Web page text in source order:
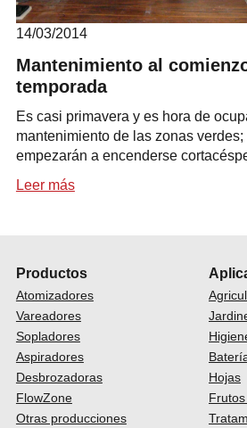
14/03/2014
Mantenimiento al
temporada
Es casi primavera y es hora de
mantenimiento de las zonas
empezarán a encenderse
Leer más
Productos
Atomizadores
Vareadores
Sopladores
Aspiradores
Desbrozadoras
FlowZone
Otras producciones
Hojas